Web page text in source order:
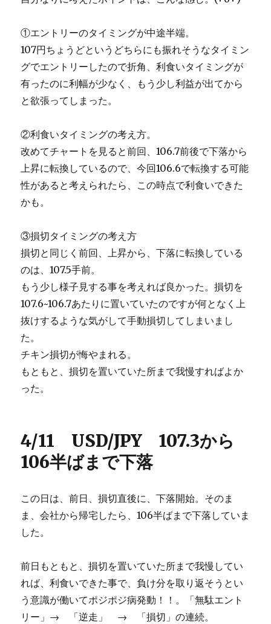
①エントリーのタイミングが中途半端。
107円ちょうどというどちらにも振れそうなタイミン
グでエントリーしたので折角、利食いタイミングが
有ったのに利幅が少なく、もう少し利益が出てから
と欲張ってしまった。
②利食いタイミングの考え方。
改めてチャートを見ると前回、106.7前後で下落から
上昇に転換しているので、今回106.6で転換する可能
性があると考えられたら、この時点で利食いできた
かも。
③損切タイミングの考え方
損切と同じく前回、上昇から、下落に転換している
のは、107.5手前。
もう少し様子見する事を考えれば良かった。損切を
107.6~106.7あたりに置いていたのですが何となく上
抜けするような気がして手動損切してしまいまし
た。
チキン損切が悔やまれる。
もともと、損切を置いていた所まで我慢すればよか
った。
4/11 USD/JPY 107.3から
106半ばまで下落
この日は、前日、損切直後に、下落開始。そのま
ま、会社から帰宅したら、106半ばまで下落していま
した。
前日もともと、損切を置いていた所まで我慢してい
れば、利食いできた事で、負け分を取り返そうとい
う意識が働いてポジポジ病発動！！。「無駄エント
リー」→ 「逆走」 → 「損切」の連続。